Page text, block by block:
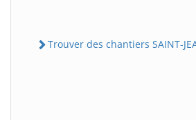
Trouver des chantiers SAINT-